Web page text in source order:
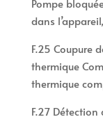
Pompe
dans
F.25 Coupure
thermique
thermique
F.27